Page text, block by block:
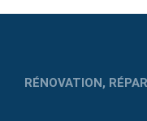
RÉNOVATION,